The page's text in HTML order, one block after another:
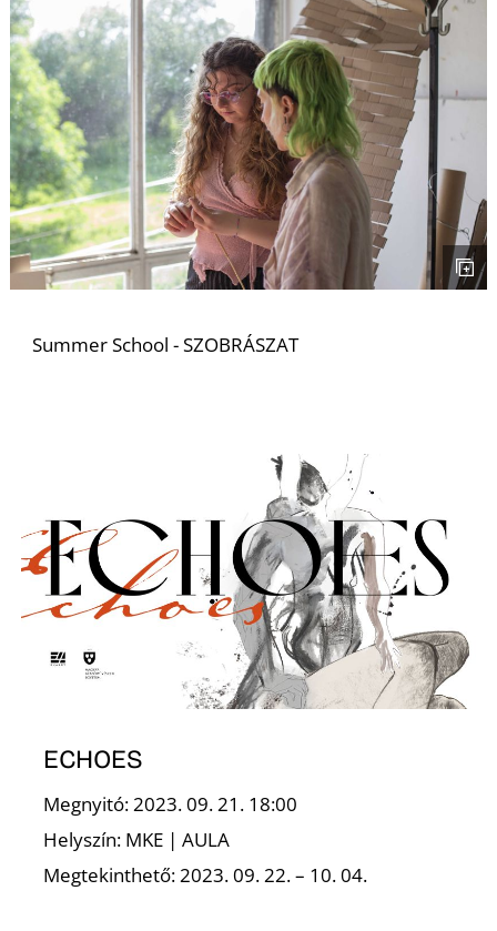
Summer School - SZOBRÁSZAT
ECHOES
Megnyitó: 2023. 09. 21. 18:00
Helyszín: MKE | AULA
Megtekinthető: 2023. 09. 22. – 10. 04.